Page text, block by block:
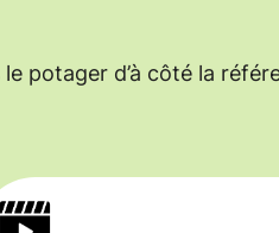
potager d’à côté la